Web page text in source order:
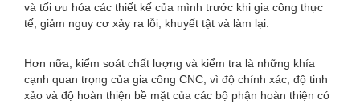
và tối ưu hóa các thiết kế của mình trước khi gia công thực
tế, giảm nguy cơ xảy ra lỗi, khuyết tật và làm lại.
Hơn nữa, kiểm soát chất lượng và kiểm tra là những khía
cạnh quan trọng của gia công CNC, vì độ chính xác, độ tinh
xảo và độ hoàn thiện bề mặt của các bộ phận hoàn thiện có